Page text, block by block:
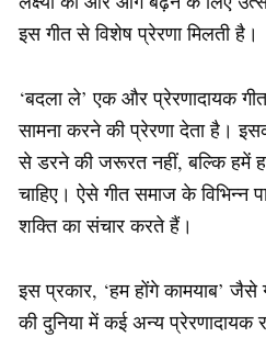
इस गीत से विशेष प्रेरणा मिलती है।
‘बदला ले’ एक और प्रेरणादायक
सामना करने की प्रेरणा देता है।
से डरने की जरूरत नहीं, बल्कि हमें
चाहिए। ऐसे गीत समाज के विभिन्न
शक्ति का संचार करते हैं।
इस प्रकार, ‘हम होंगे कामयाब’ जैसे
की दुनिया में कई अन्य प्रेरणादायक